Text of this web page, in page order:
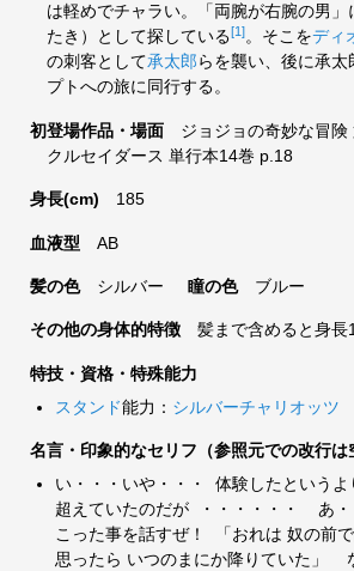
は軽めでチャラい。「両腕が右腕の男
たき）として探している[1]。そこをディ
の刺客として承太郎らを襲い、後に承
プトへの旅に同行する。
初登場作品・場面
ジョジョの奇妙な冒険
クルセイダース 単行本14巻 p.18
身長(cm) 185
血液型 AB
髪の色 シルバー 瞳の色 ブルー
その他の身体的特徴 髪まで含めると身長
特技・資格・特殊能力
スタンド能力： シルバーチャリオッツ
名言・印象的なセリフ（参照元での改行は
い・・・いや・・・ 体験したという
超えていたのだが ・・・・・・ あ
こった事を話すぜ！ 「おれは 奴の前
思ったら いつのまにか降りていた」